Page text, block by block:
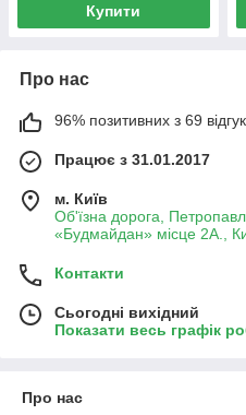
Купити
Про нас
96% позитивних з 69
Працює з 31.01.2017
м. Київ
Об'їзна дорога,
«Будмайдан» місце 2А.,
Контакти
Сьогодні вихідний
Показати весь графік
Про нас